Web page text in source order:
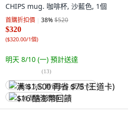
CHIPS mug. 咖啡杯, 沙藍色, 1個
首購折扣價 38%$520
$320
($320.00/1個)
明天 8/10 (一) 預計送達
(13)
满 $1,500 再省 $75 (王道卡)
$16 酷澎幣回饋